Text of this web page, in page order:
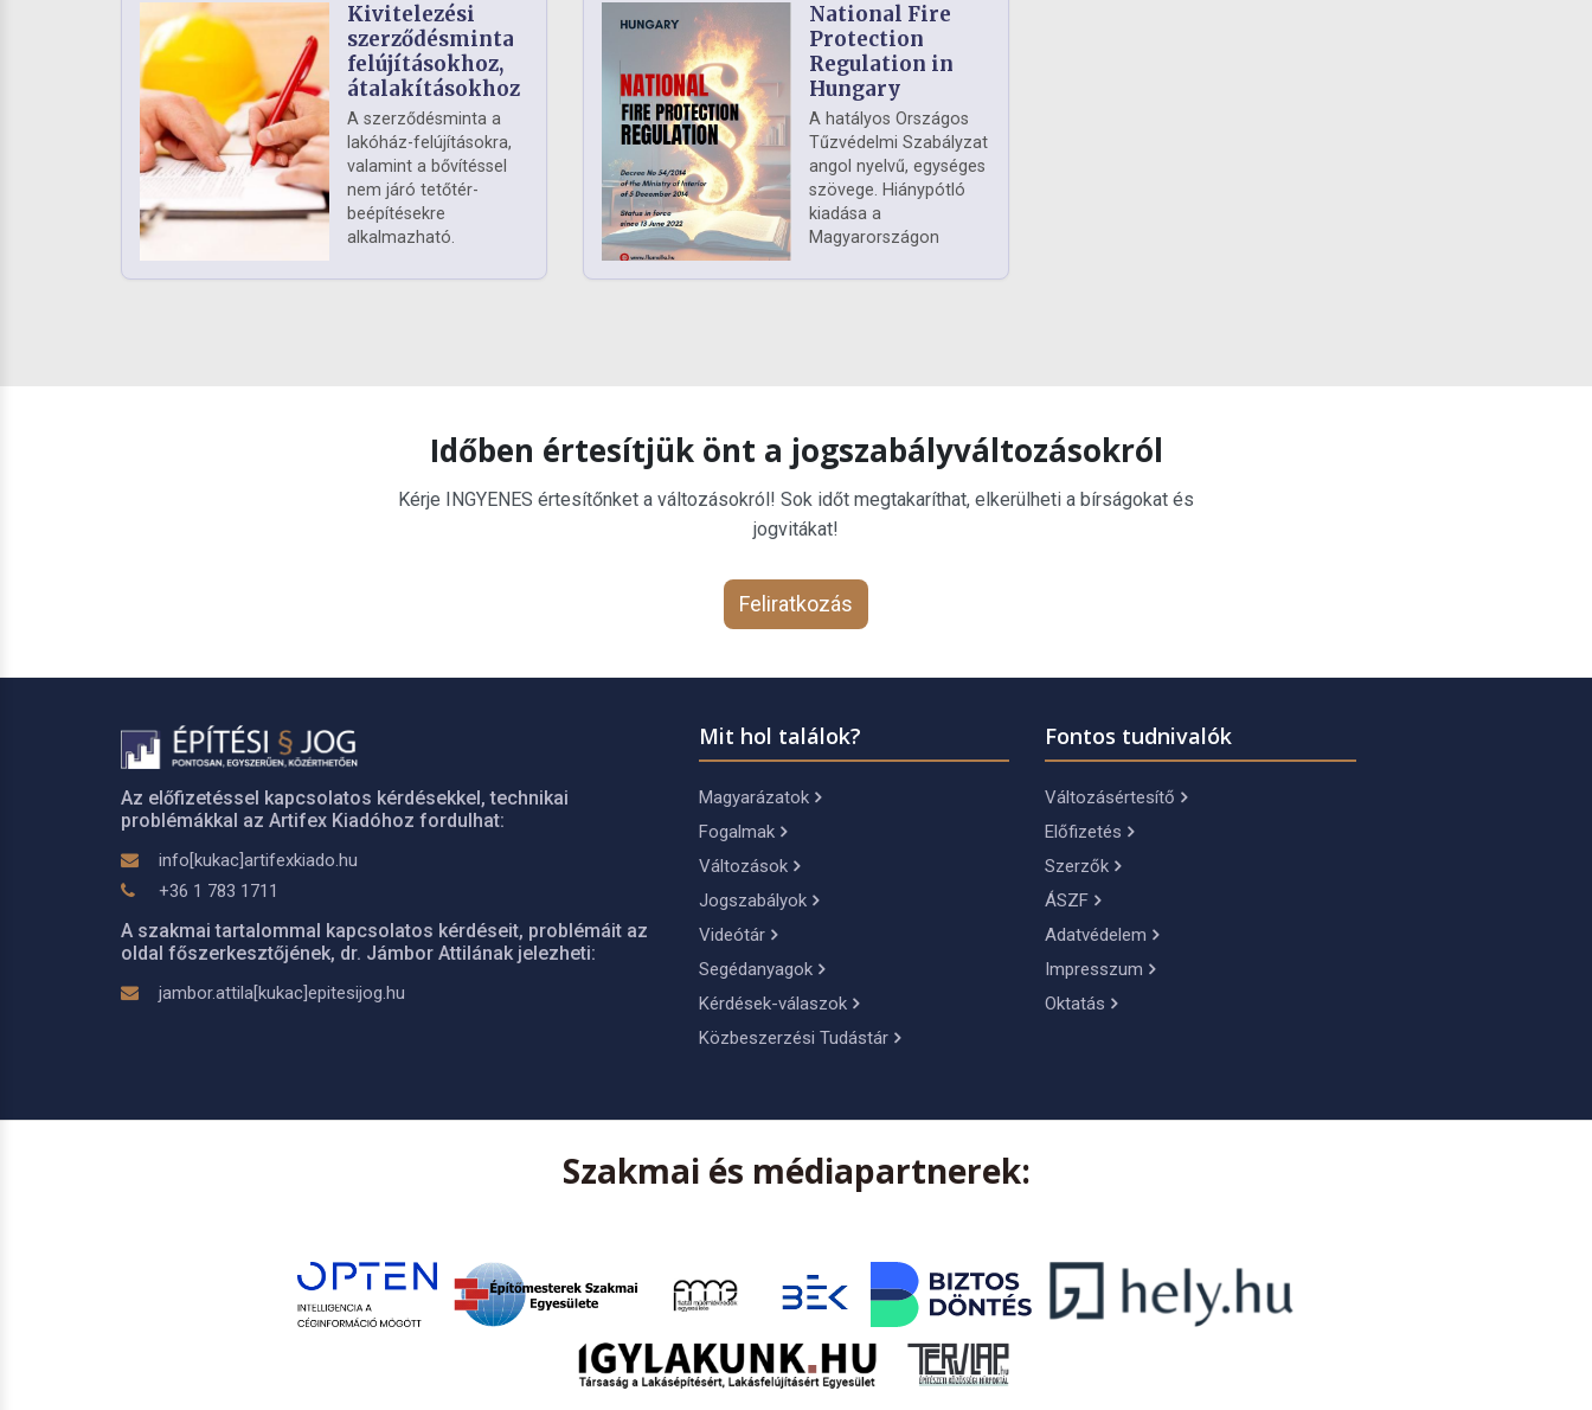
Kivitelezési
szerződésminta
felújításokhoz,
átalakításokhoz
A szerződésminta a
lakóház-felújításokra,
valamint a bővítéssel
nem járó tetőtér-
beépítésekre
alkalmazható.
National Fire
Protection
Regulation in
Hungary
A hatályos Országos
Tűzvédelmi Szabályzat
angol nyelvű, egységes
szövege. Hiánypótló
kiadása a
Magyarországon
Időben értesítjük önt a jogszabályváltozásokról
Kérje INGYENES értesítőnket a változásokról! Sok időt megtakaríthat, elkerülheti a bírságokat és
jogvitákat!
Feliratkozás
Az előfizetéssel kapcsolatos kérdésekkel, technikai
problémákkal az Artifex Kiadóhoz fordulhat:
info[kukac]artifexkiado.hu
+36 1 783 1711
A szakmai tartalommal kapcsolatos kérdéseit, problémáit az
oldal főszerkesztőjének, dr. Jámbor Attilának jelezheti:
jambor.attila[kukac]epitesijog.hu
Mit hol találok?
Magyarázatok
Fogalmak
Változások
Jogszabályok
Videótár
Segédanyagok
Kérdések-válaszok
Közbeszerzési Tudástár
Fontos tudnivalók
Változásértesítő
Előfizetés
Szerzők
ÁSZF
Adatvédelem
Impresszum
Oktatás
Szakmai és médiapartnerek: